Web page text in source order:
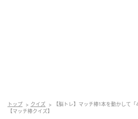
≠は使用しない
「16」から1本動かす
トップ クイズ
【脳トレ】マッチ棒1本を動かして
【マッチ棒クイズ】